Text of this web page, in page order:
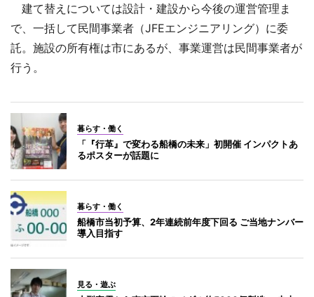
建て替えについては設計・建設から今後の運営管理ま
で、一括して民間事業者（JFEエンジニアリング）に委
託。施設の所有権は市にあるが、事業運営は民間事業者が
行う。
暮らす・働く
「『行革』で変わる船橋の未来」初開催 インパクトあ
るポスターが話題に
暮らす・働く
船橋市当初予算、2年連続前年度下回る ご当地ナンバー
導入目指す
見る・遊ぶ